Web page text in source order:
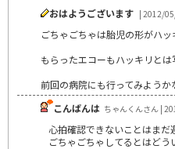
おはようございます | 2012/
ごちゃごちゃは胎児の形がハッ
もらったエコーもハッキリとは
前回の病院にも行ってみようか
こんばんは ちゃんくんさん |
心拍確認できないことはまだ
ごちゃごちゃしてるとはど